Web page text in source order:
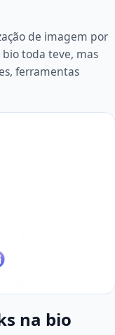
de imagem por
toda teve, mas
ferramentas
na bio